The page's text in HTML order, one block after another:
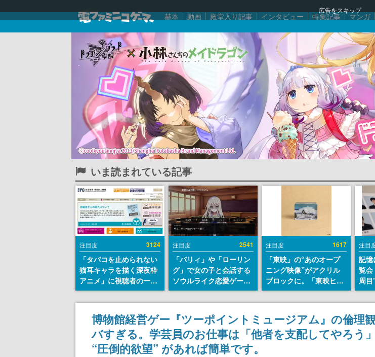
広告をスキップ
赫本 動画 殿堂入り記事 インタビュー 特集記事 マンガ
いま読まれている記事
注目度 3124
「タバコを止められない
猫耳キャラを描く深夜枠
アニメ」に視聴者の一部
から批判意見。違法薬物
の使用と思しき描写も含
めて、BPOが議論を交わ
注目度 2541
「パリィ」や「ローリン
グ」で女の子と会話する
ソウルライク恋愛ゲーム
『小早川さんはソウルラ
イク』無料公開。返事に
失敗すると「YOU
DIED」
注目度 1617
「東映」の“あのオープ
ニング映像”がアクリル
ブロックに。「東映ヒス
トリカル グッズコレクシ
ョン」が8月下旬より発
注目
記憶
覧
周
ろい
染さ
た瞬
わる
して
博物館経営ゲー『ツーポイントミュージアム』の倫理
バすぎる。学芸員のお仕事は「他者を支配してやろう
“圧倒的欲望” があれば簡単です。